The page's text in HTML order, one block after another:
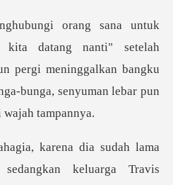
anti" setelah
pergi meninggalkan bangku
avis